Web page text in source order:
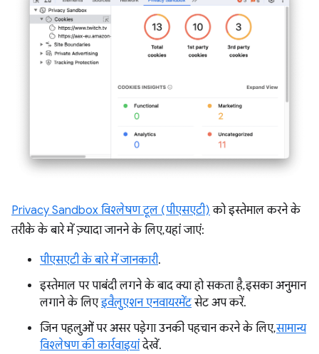
Privacy Sandbox विश्लेषण टूल (पीएसएटी) को इस्तेमाल करने के
तरीके के बारे में ज़्यादा जानने के लिए, यहां जाएं:
पीएसएटी के बारे में जानकारी.
इस्तेमाल पर पाबंदी लगने के बाद क्या हो सकता है, इसका अनुमान
लगाने के लिएइवैलुएशन एनवायरमेंटसेट अप करें.
जिन पहलुओं पर असर पड़ेगा उनकी पहचान करने के लिए,सामान्य
विश्लेषण की कार्रवाइयांदेखें.